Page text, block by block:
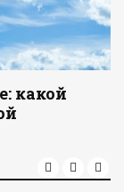
какой